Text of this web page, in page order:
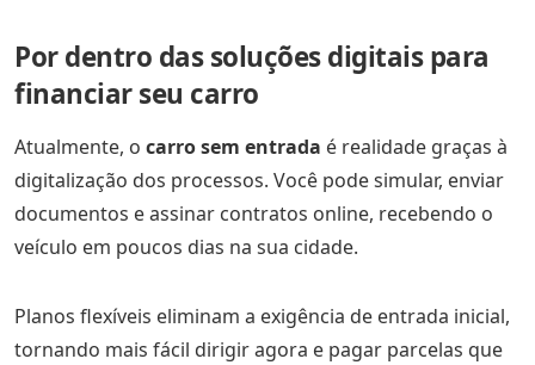
Por dentro das soluções digitais para
financiar seu carro
Atualmente, o carro sem entrada é realidade graças à
digitalização dos processos. Você pode simular, enviar
documentos e assinar contratos online, recebendo o
veículo em poucos dias na sua cidade.
Planos flexíveis eliminam a exigência de entrada inicial,
tornando mais fácil dirigir agora e pagar parcelas que